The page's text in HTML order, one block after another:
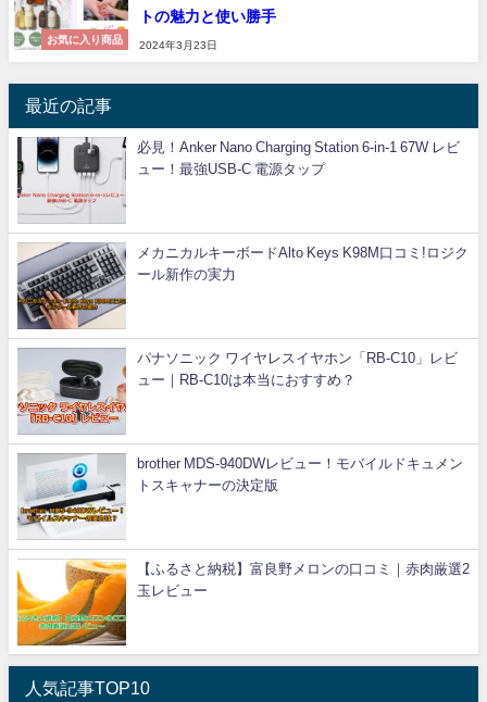
お気に入り商品
トの魅力と使い勝手
2024年3月23日
最近の記事
必見！Anker Nano Charging Station 6-in-1 67W レビ
ュー！最強USB-C 電源タップ
メカニカルキーボードAlto Keys K98M口コミ!ロジク
ール新作の実力
パナソニック ワイヤレスイヤホン「RB-C10」レビ
ュー｜RB-C10は本当におすすめ？
brother MDS-940DWレビュー！モバイルドキュメン
トスキャナーの決定版
【ふるさと納税】富良野メロンの口コミ｜赤肉厳選2
玉レビュー
人気記事TOP10